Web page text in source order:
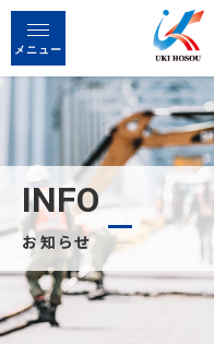
INFO
お知らせ
メニュー